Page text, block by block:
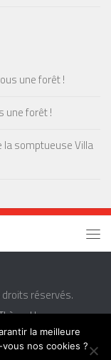
une forêt !
une forêt !
somptueuse Villa
réservés.
Hueman
la meilleure
nos cookies ?